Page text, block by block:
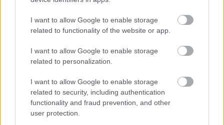
I want to allow Google to enable storage
related to functionality of the website or app.
I want to allow Google to enable storage
related to personalization.
I want to allow Google to enable storage
related to security, including authentication
functionality and fraud prevention, and other
user protection.
Ez az alapozó hipoallergén, így érzékeny bőrűeknek is
szuper választás! Természetes, de mégis hibátlan
arcbőrt kölcsönöz, elrejti az elszíneződéseket és
bármilyen tökéletlenséget.